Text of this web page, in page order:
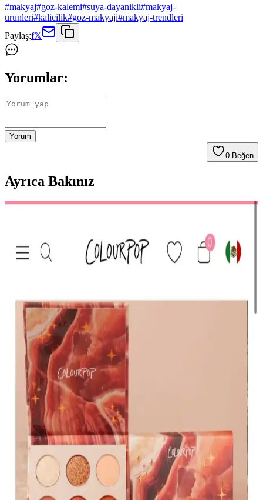
#makyaj#goz-kalemi#suya-dayanikli#makyaj-
urunleri#kalicilik#goz-makyaji#makyaj-trendleri
Paylaş:f𝕏
Yorumlar:
Yorum
0 Beğen
Ayrıca Bakınız
HBTasarim Fix 13’lü Kahverengi Fırça Seti, çeşitli makyaj
tekniklerine uygun, doğal kıllı ve kullanışlı fırçalar içerir, cilt dostu
The Glitter Lab Jel Formlu Parlak Glitter Paradise
Renkli Çok Yönlü Kullanım İçin
The Glitter Lab'in jel formüllü parlak glitteri, kolay uygulama, su
bazlı formülü ve doğal ışıltısıyla makyaj ve vücut süslemelerinde
tercih edilir.
KIKO Creamy Lipgloss 107 Magenta Dudak
Parlatıcısı: Canlı ve Uzun Süre Kalıcı Renkli
Makyaj
KIKO'nun 107 Magenta dudak parlatıcısı, yoğun renk ve parlaklık
sunar. Pratik uygulama ve uzun süre kalıcılığıyla günlük makyajda
tercih edilen, hafif ve nemlendirici formülüyle dikkat çeker.
Muğgan 3'lü Açılı Fırçalı Kaş Boyası Seti İncelemesi
ve Kullanıcı Yorumları